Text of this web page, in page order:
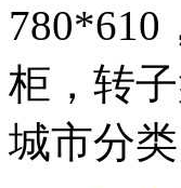
780*610
柜，转
城市分类